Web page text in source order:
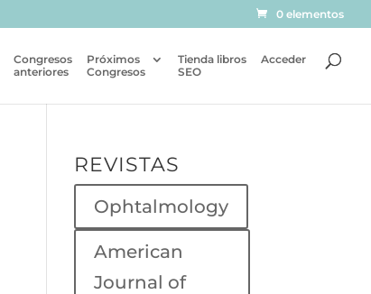
0 elementos
Congresos
anteriores
Próximos
Congresos
Tienda libros
SEO
Acceder
REVISTAS
Ophtalmology
American
Journal of